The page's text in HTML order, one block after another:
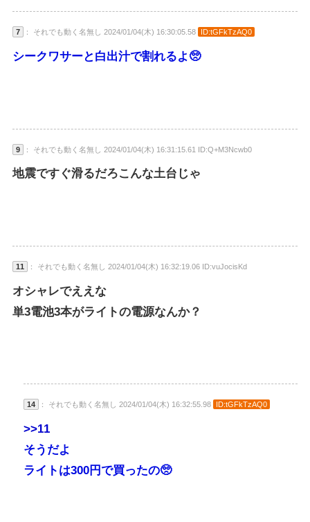
7 ： それでも動く名無し 2024/01/04(木) 16:30:05.58 ID:tGFkTzAQ0
シークワサーと白出汁で割れるよ🥺
9 ： それでも動く名無し 2024/01/04(木) 16:31:15.61 ID:Q+M3Ncwb0
地震ですぐ滑るだろこんな土台じゃ
11 ： それでも動く名無し 2024/01/04(木) 16:32:19.06 ID:vuJocisKd
オシャレでええな
単3電池3本がライトの電源なんか？
14 ： それでも動く名無し 2024/01/04(木) 16:32:55.98 ID:tGFkTzAQ0
>>11
そうだよ
ライトは300円で買ったの🥺